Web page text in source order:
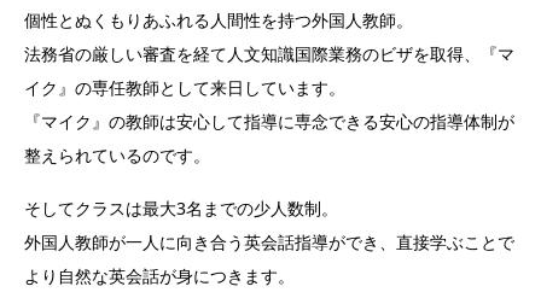
個性とぬくもりあふれる人間性を持つ外国人教師。
法務省の厳しい審査を経て人文知識国際業務のビザを取得、『マ
イク』の専任教師として来日しています。
『マイク』の教師は安心して指導に専念できる安心の指導体制が
整えられているのです。
そしてクラスは最大3名までの少人数制。
外国人教師が一人に向き合う英会話指導ができ、直接学ぶことで
より自然な英会話が身につきます。